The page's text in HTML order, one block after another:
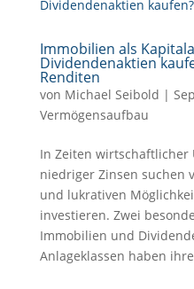
Immobilien als
Dividendenaktien
Renditen
von Michael Seibold |
Vermögensaufbau
In Zeiten wirtschaftlicher
niedriger Zinsen suchen
und lukrativen
investieren. Zwei
Immobilien und
Anlageklassen haben